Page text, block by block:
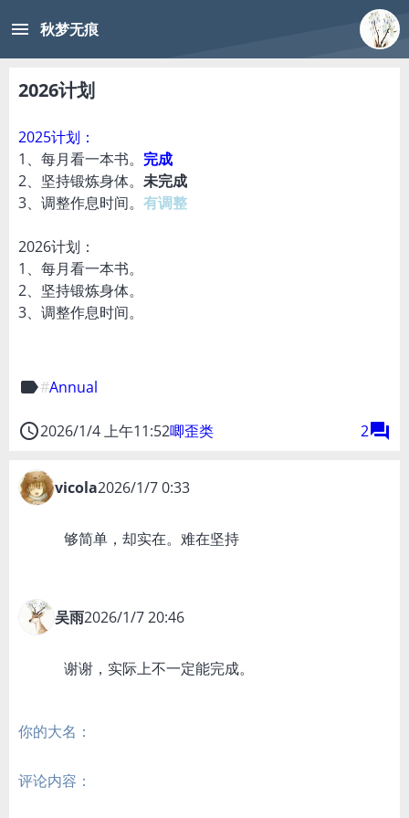
menu 秋梦无痕
2026计划
2025计划：
1、每月看一本书。 完成
2、坚持锻炼身体。 未完成
3、调整作息时间。 有调整
2026计划：
1、每月看一本书。
2、坚持锻炼身体。
3、调整作息时间。
label Annual
access_time2026/1/4 上午11:52唧歪类 2forum
vicola2026/1/7 0:33
够简单，却实在。难在坚持
吴雨2026/1/7 20:46
谢谢，实际上不一定能完成。
你的大名：
评论内容：